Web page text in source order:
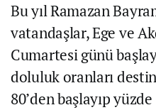
Bu yıl Ramazan
vatandaşlar, Ege ve
Cumartesi günü
doluluk oranları
80’den başlayıp